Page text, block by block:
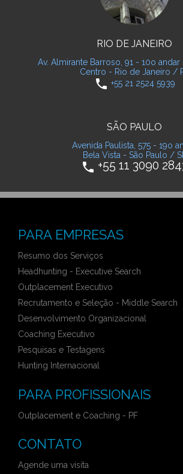
RIO DE JANEIRO
Av. Almirante Barroso, 91 - 10o
Centro - Rio de Janeiro /
phone +55 21 2524 5939
SÃO PAULO
Avenida Paulista, 575 - 19o
Bela Vista - São Paulo /
phone +55 11 3090
PARA EMPRESAS
Resumo dos Serviços
Headhunting - Executive Search
Outplacement Executivo
Recrutamento e Seleção - Middle Search
Desenvolvimento Organizacional
Coaching Executivo
Pesquisas e Testagens
Hunting Internacional
PARA PROFISSIONAIS
Outplacement e Coaching - PF
CONTATO
Agende uma visita